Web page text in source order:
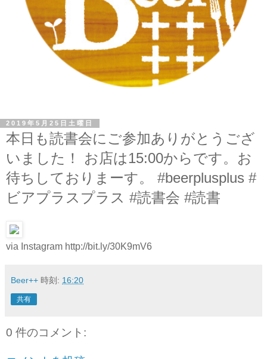
2019年5月25日土曜日
本日も読書会にご参加ありがとうござ
いました！ お店は15:00からです。お
待ちしておりまーす。 #beerplusplus #
ビアプラスプラス #読書会 #読書
via Instagram http://bit.ly/30K9mV6
Beer++ 時刻: 16:20
共有
0 件のコメント: